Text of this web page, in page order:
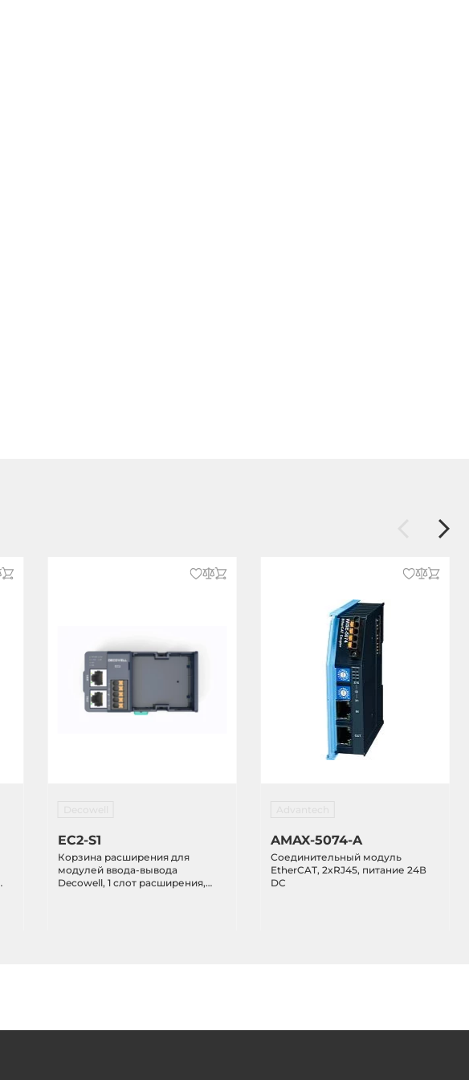
EC2-S1
Корзина расширения для
модулей ввода-вывода
Decowell, 1 слот расширения,
AMAX-5074-A
Соединительный модуль
EtherCAT, 2xRJ45, питание 24В
DC